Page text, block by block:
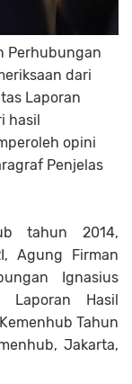
Perhubungan
dari
Laporan
hasil
opini
Penjelas
tahun 2014,
Agung Firman
Ignasius
Laporan Hasil
Tahun
Jakarta,